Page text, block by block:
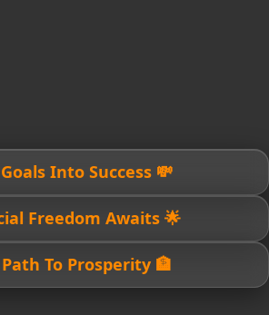
💸 Turn Goals Into Success
🌟 Financial Freedom Awaits
🏦 Your Path To Prosperity